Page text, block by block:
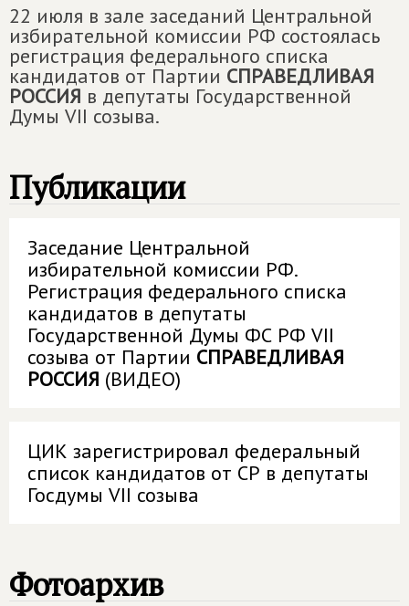
22 июля в зале заседаний Центральной
избирательной комиссии РФ состоялась
регистрация федерального списка
кандидатов от Партии СПРАВЕДЛИВАЯ
РОССИЯ в депутаты Государственной
Думы VII созыва.
Публикации
Заседание Центральной
избирательной комиссии РФ.
Регистрация федерального списка
кандидатов в депутаты
Государственной Думы ФС РФ VII
созыва от Партии СПРАВЕДЛИВАЯ
РОССИЯ (ВИДЕО)
ЦИК зарегистрировал федеральный
список кандидатов от СР в депутаты
Госдумы VII созыва
Фотоархив